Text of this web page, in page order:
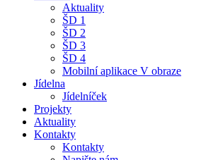
Aktuality
ŠD 1
ŠD 2
ŠD 3
ŠD 4
Mobilní aplikace V obraze
Jídelna
Jídelníček
Projekty
Aktuality
Kontakty
Kontakty